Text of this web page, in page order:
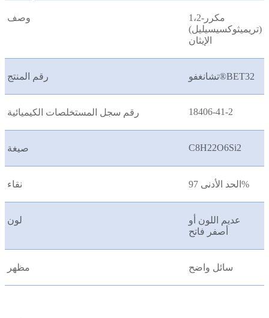
وصف
1،2-مكرر
(تريميثوكسيسيليل)
الإيثان
رقم المنتج تشانغفو®BET32
رقم سجل المستخلصات الكيميائية 18406-41-2
صيغة C8H22O6Si2
نقاء الحد الأدنى 97%
لون
عديم اللون أو
أصفر فاتح
مظهر سائل واضح